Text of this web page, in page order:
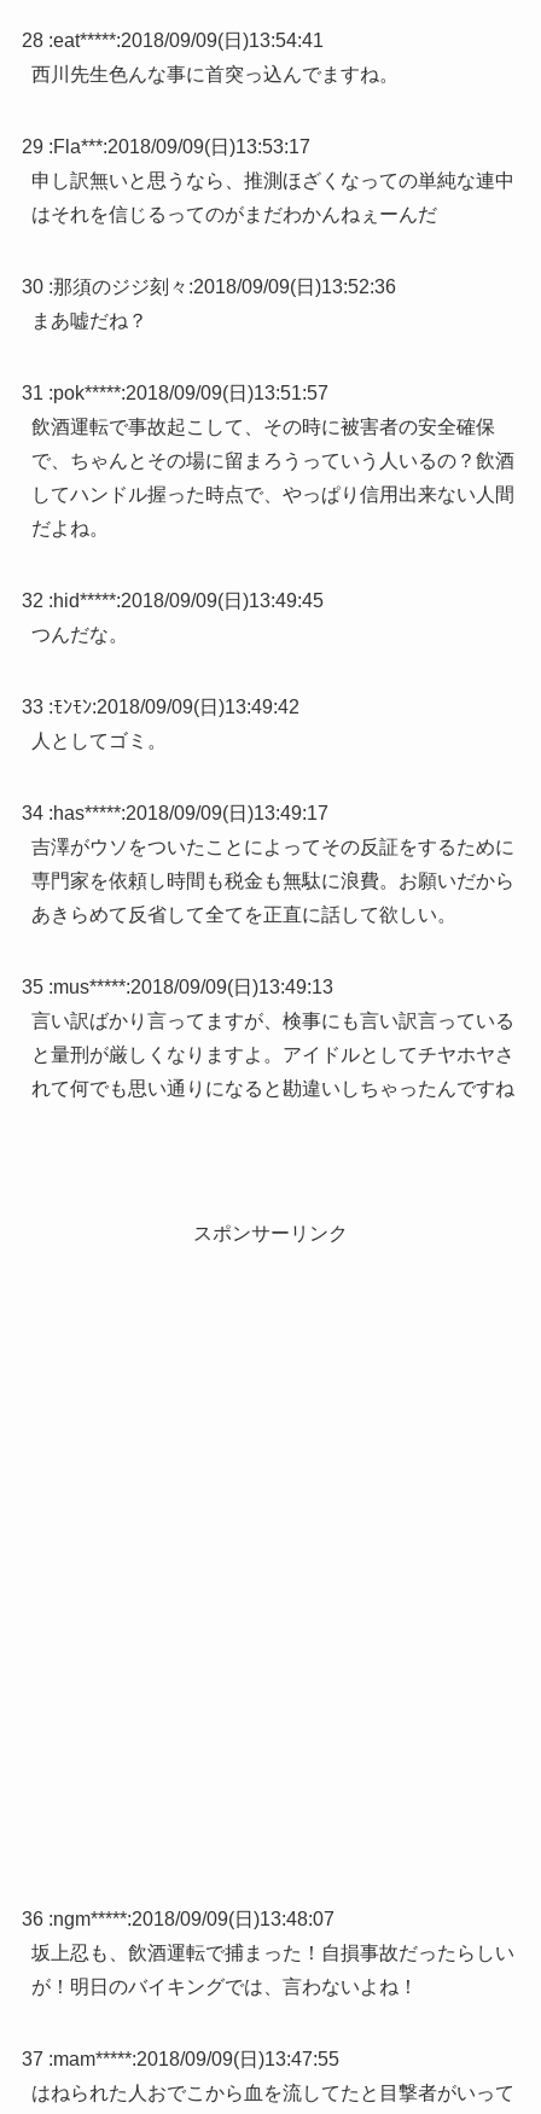
28 :eat*****:2018/09/09(日)13:54:41
西川先生色んな事に首突っ込んでますね。
29 :Fla***:2018/09/09(日)13:53:17
申し訳無いと思うなら、推測ほざくなっての単純な連中
はそれを信じるってのがまだわかんねぇーんだ
30 :那須のジジ刻々 :2018/09/09(日)13:52:36
まあ嘘だね？
31 :pok*****:2018/09/09(日)13:51:57
飲酒運転で事故起こして、その時に被害者の安全確保
で、ちゃんとその場に留まろうっていう人いるの？飲酒
してハンドル握った時点で、やっぱり信用出来ない人間
だよね。
32 :hid*****:2018/09/09(日)13:49:45
つんだな。
33 :ﾓﾝﾓﾝ:2018/09/09(日)13:49:42
人としてゴミ。
34 :has*****:2018/09/09(日)13:49:17
吉澤がウソをついたことによってその反証をするために
専門家を依頼し時間も税金も無駄に浪費。お願いだから
あきらめて反省して全てを正直に話して欲しい。
35 :mus*****:2018/09/09(日)13:49:13
言い訳ばかり言ってますが、検事にも言い訳言っている
と量刑が厳しくなりますよ。アイドルとしてチヤホヤさ
れて何でも思い通りになると勘違いしちゃったんですね
スポンサーリンク
36 :ngm*****:2018/09/09(日)13:48:07
坂上忍も、飲酒運転で捕まった！自損事故だったらしい
が！明日のバイキングでは、言わないよね！
37 :mam*****:2018/09/09(日)13:47:55
はねられた人おでこから血を流してたと目撃者がいって